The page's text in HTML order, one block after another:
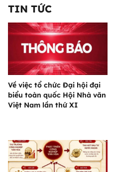
TIN TỨC
Về việc tổ chức Đại hội đại
biểu toàn quốc Hội Nhà văn
Việt Nam lần thứ XI